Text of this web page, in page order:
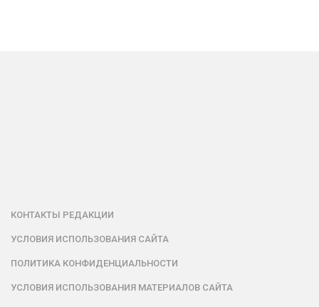
КОНТАКТЫ РЕДАКЦИИ
УСЛОВИЯ ИСПОЛЬЗОВАНИЯ САЙТА
ПОЛИТИКА КОНФИДЕНЦИАЛЬНОСТИ
УСЛОВИЯ ИСПОЛЬЗОВАНИЯ МАТЕРИАЛОВ САЙТА